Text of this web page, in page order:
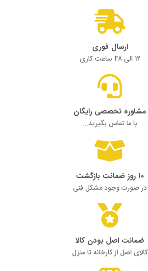
ارسال فوری
12 الی 48 ساعت کاری
مشاوره تخصصی رایگان
با ما تماس بگیرید...
۱۰ روز ضمانت بازگشت
در صورت وجود مشکل فنی
ضمانت اصل بودن کالا
کالای اصل از کارخانه تا منزل